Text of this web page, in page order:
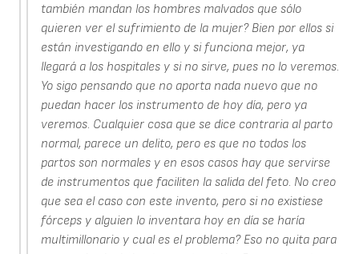
también mandan los hombres malvados que sólo
quieren ver el sufrimiento de la mujer? Bien por ellos si
están investigando en ello y si funciona mejor, ya
llegará a los hospitales y si no sirve, pues no lo veremos.
Yo sigo pensando que no aporta nada nuevo que no
puedan hacer los instrumento de hoy día, pero ya
veremos. Cualquier cosa que se dice contraria al parto
normal, parece un delito, pero es que no todos los
partos son normales y en esos casos hay que servirse
de instrumentos que faciliten la salida del feto. No creo
que sea el caso con este invento, pero si no existiese
fórceps y alguien lo inventara hoy en día se haría
multimillonario y cual es el problema? Eso no quita para